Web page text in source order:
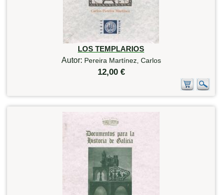
LOS TEMPLARIOS
Autor: Pereira Martínez, Carlos
12,00 €